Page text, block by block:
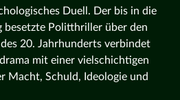
Duell. Der bis in die
besetzte Politthriller über den
20. Jahrhunderts verbindet
mit einer vielschichtigen
Macht, Schuld, Ideologie und